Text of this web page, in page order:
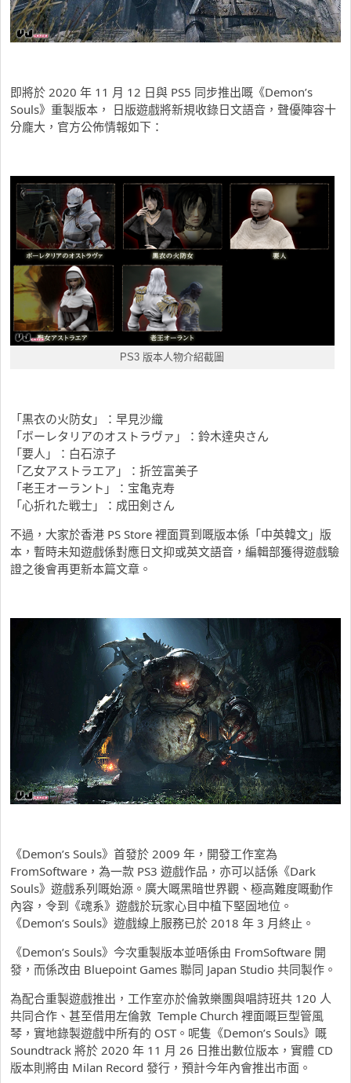
即將於 2020 年 11 月 12 日與 PS5 同步推出嘅《Demon’s
Souls》重製版本， 日版遊戲將新規收錄日文語音，聲優陣容十
分龐大，官方公佈情報如下：
PS3 版本人物介紹截圖
「黒衣の火防女」：早見沙織
「ボーレタリアのオストラヴァ」：鈴木達央さん
「要人」：白石涼子
「乙女アストラエア」：折笠富美子
「老王オーラント」：宝亀克寿
「心折れた戦士」：成田剣さん
不過，大家於香港 PS Store 裡面買到嘅版本係「中英韓文」版
本，暫時未知遊戲係對應日文抑或英文語音，編輯部獲得遊戲驗
證之後會再更新本篇文章。
《Demon’s Souls》首發於 2009 年，開發工作室為
FromSoftware，為一款 PS3 遊戲作品，亦可以話係《Dark
Souls》遊戲系列嘅始源。廣大嘅黑暗世界觀、極高難度嘅動作
內容，令到《魂系》遊戲於玩家心目中植下堅固地位。
《Demon’s Souls》遊戲線上服務已於 2018 年 3 月終止。
《Demon’s Souls》今次重製版本並唔係由 FromSoftware 開
發，而係改由 Bluepoint Games 聯同 Japan Studio 共同製作。
為配合重製遊戲推出，工作室亦於倫敦樂團與唱詩班共 120 人
共同合作、甚至借用左倫敦 Temple Church 裡面嘅巨型管風
琴，實地錄製遊戲中所有的 OST。呢隻《Demon’s Souls》嘅
Soundtrack 將於 2020 年 11 月 26 日推出數位版本，實體 CD
版本則將由 Milan Record 發行，預計今年內會推出市面。